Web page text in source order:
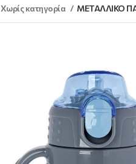
Χωρίς κατηγορία ΜΕΤΑΛΛΙΚΟ